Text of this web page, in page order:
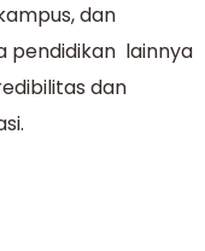
dan
pendidikan lainnya
dan